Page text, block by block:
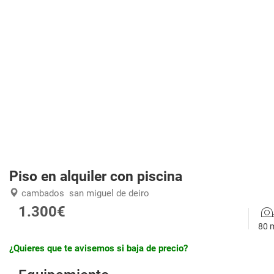
Piso en alquiler con piscina
cambados san miguel de deiro
1.300€
80
¿Quieres que te avisemos si baja de precio?